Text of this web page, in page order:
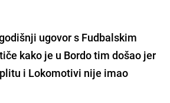
ugovor s Fudbalskim
kako je u Bordo tim došao jer
i Lokomotivi nije imao